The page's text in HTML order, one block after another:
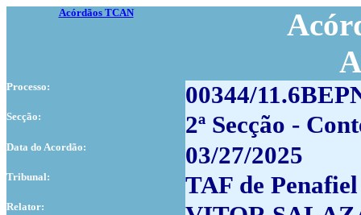
Acórdãos TCAN
Processo: 00344/
Secção: 2ª Secção -
Data do Acordão: 03/27/2025
Tribunal: TAF de Penafiel
Relator: